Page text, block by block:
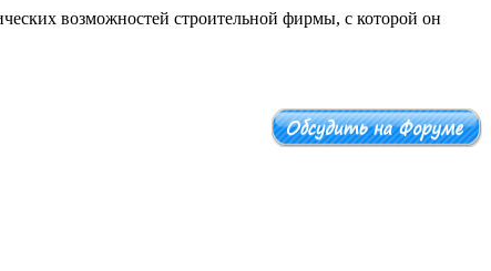
возможностей строительной фирмы, с которой он